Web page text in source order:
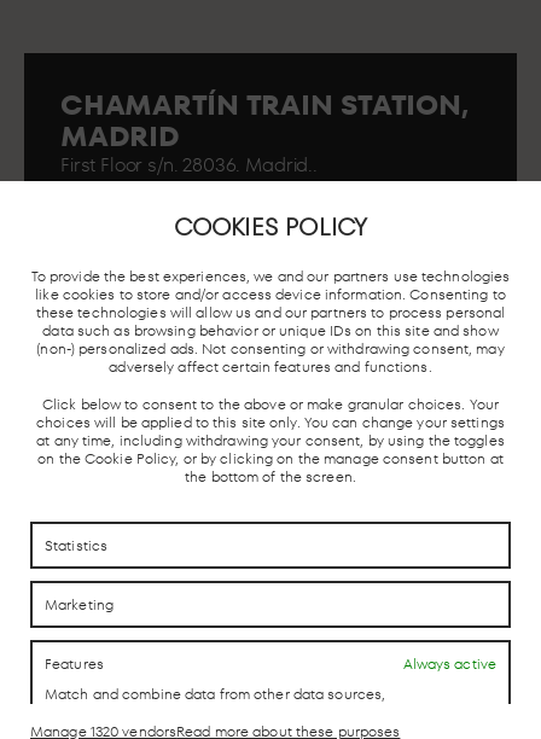
COOKIES POLICY
To provide the best experiences, we and our partners use technologies
like cookies to store and/or access device information. Consenting to
these technologies will allow us and our partners to process personal
data such as browsing behavior or unique IDs on this site and show
(non-) personalized ads. Not consenting or withdrawing consent, may
adversely affect certain features and functions.
Click below to consent to the above or make granular choices. Your
choices will be applied to this site only. You can change your settings
at any time, including withdrawing your consent, by using the toggles
on the Cookie Policy, or by clicking on the manage consent button at
the bottom of the screen.
Statistics
Marketing
Features
Always active
Match and combine data from other data sources,
information transmitted automatically.
Manage 1320 vendorsRead more about these purposes
CHAMARTÍN TRAIN STATION,
MADRID
First Floor s/n. 28036. Madrid..
MADRID
UNDERGROUND
LOCAL TRAIN
AND AVE
BUS STATION TAXI
CONTACTO
CONTACTO
LAB theCLUB